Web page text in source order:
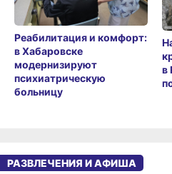
Реабилитация и комфорт:
в Хабаровске
модернизируют
психиатрическую
больницу
в
РАЗВЛЕЧЕНИЯ И АФИША